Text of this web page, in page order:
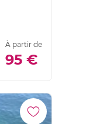
À partir de
95 €